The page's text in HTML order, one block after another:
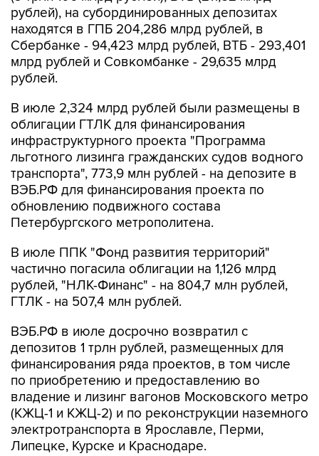
рублей), на субординированных депозитах
находятся в ГПБ 204,286 млрд рублей, в
Сбербанке - 94,423 млрд рублей, ВТБ - 293,401
млрд рублей и Совкомбанке - 29,635 млрд
рублей.
В июле 2,324 млрд рублей были размещены в
облигации ГТЛК для финансирования
инфраструктурного проекта "Программа
льготного лизинга гражданских судов водного
транспорта", 773,9 млн рублей - на депозите в
ВЭБ.РФ для финансирования проекта по
обновлению подвижного состава
Петербургского метрополитена.
В июле ППК "Фонд развития территорий"
частично погасила облигации на 1,126 млрд
рублей, "НЛК-Финанс" - на 804,7 млн рублей,
ГТЛК - на 507,4 млн рублей.
ВЭБ.РФ в июле досрочно возвратил с
депозитов 1 трлн рублей, размещенных для
финансирования ряда проектов, в том числе
по приобретению и предоставлению во
владение и лизинг вагонов Московского метро
(КЖЦ-1 и КЖЦ-2) и по реконструкции наземного
электротранспорта в Ярославле, Перми,
Липецке, Курске и Краснодаре.